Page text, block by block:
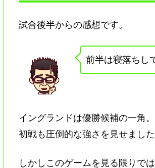
試合後半からの感想です。
前半は寝落ちし
イングランドは優勝候補の一角。
初戦も圧倒的な強さを見せました
しかしこのゲームを見る限りで